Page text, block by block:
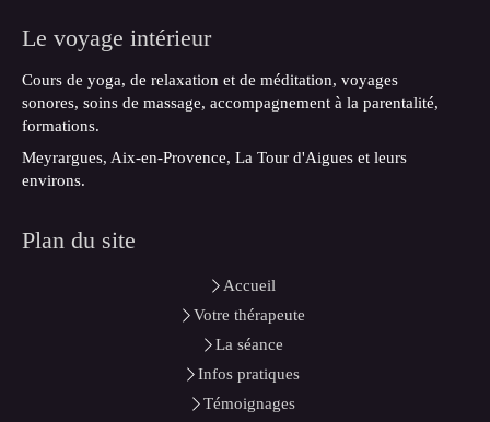
Le voyage intérieur
Cours de yoga, de relaxation et de méditation, voyages
sonores, soins de massage, accompagnement à la parentalité,
formations.
Meyrargues, Aix-en-Provence, La Tour d'Aigues et leurs
environs.
Plan du site
Accueil
Votre thérapeute
La séance
Infos pratiques
Témoignages